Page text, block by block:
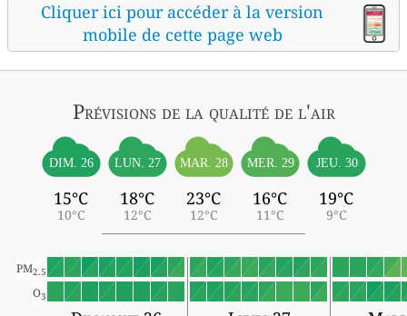
Cliquer ici pour accéder à la version
mobile de cette page web
Prévisionsde la qualité de l'air
DIM. 26
15°C
10°C
LUN. 27
18°C
12°C
MAR. 28
23°C
12°C
MER. 29
16°C
11°C
JEU. 30
19°C
9°C
PM2.5
O3